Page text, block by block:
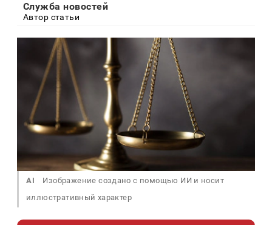
Служба новостей
Автор статьи
AI
Изображение создано с помощью ИИ и носит
иллюстративный характер